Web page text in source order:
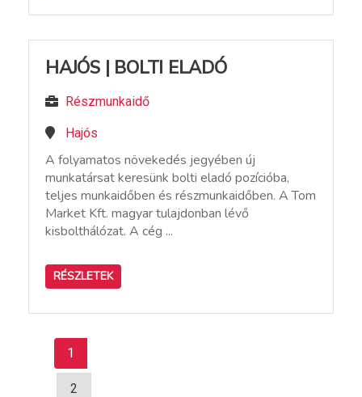
HAJÓS | BOLTI ELADÓ
Részmunkaidő
Hajós
A folyamatos növekedés jegyében új
munkatársat keresünk bolti eladó pozícióba,
teljes munkaidőben és részmunkaidőben. A Tom
Market Kft. magyar tulajdonban lévő
kisbolthálózat. A cég ...
RÉSZLETEK
1
2